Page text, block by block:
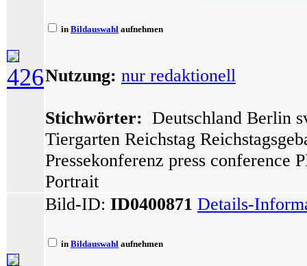
426
in Bildauswahl aufnehmen
Nutzung: nur redaktionell
Stichwörter: Deutschland Berlin
Tiergarten Reichstag
Pressekonferenz press
Portrait
Bild-ID: ID0400871 Details-
in Bildauswahl aufnehmen